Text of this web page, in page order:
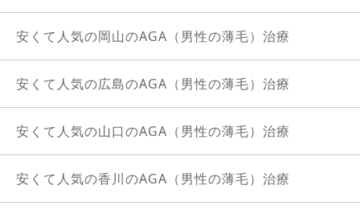
安くて人気の岡山のAGA（男性の薄毛）治療
安くて人気の広島のAGA（男性の薄毛）治療
安くて人気の山口のAGA（男性の薄毛）治療
安くて人気の香川のAGA（男性の薄毛）治療